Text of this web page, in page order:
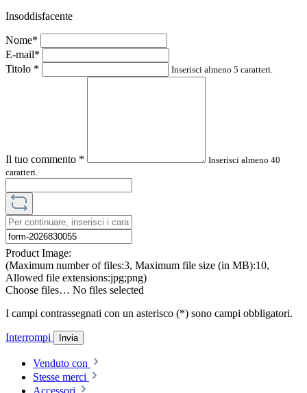
Insoddisfacente
Nome*
E-mail*
Titolo * Inserisci almeno 5 caratteri.
Il tuo commento *
Inserisci almeno 40
caratteri.
Product Image:
(Maximum number of files:3, Maximum file size (in MB):10,
Allowed file extensions:jpg;png)
Choose files… No files selected
I campi contrassegnati con un asterisco (*) sono campi obbligatori.
Interrompi Invia
Venduto con
Stesse merci
Accessori